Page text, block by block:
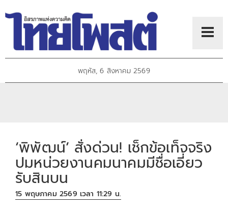
พฤหัส, 6 สิงหาคม 2569
‘พิพัฒน์’ สั่งด่วน! เช็กข้อเท็จจริง
ปมหน่วยงานคมนาคมมีชื่อเอี่ยว
รับสินบน
15 พฤษภาคม 2569 เวลา 11:29 น.